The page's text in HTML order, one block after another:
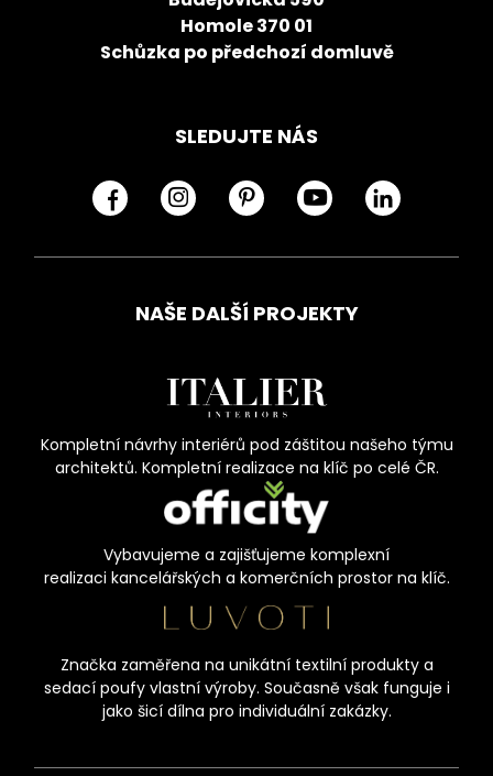
Homole 370 01
Schůzka po předchozí domluvě
SLEDUJTE NÁS
NAŠE DALŠÍ PROJEKTY
Kompletní návrhy interiérů pod záštitou našeho týmu
architektů. Kompletní realizace na klíč po celé ČR.
Vybavujeme a zajišťujeme komplexní
realizaci kancelářských a komerčních prostor na klíč.
Značka zaměřena na unikátní textilní produkty a
sedací poufy vlastní výroby. Současně však funguje i
jako šicí dílna pro individuální zakázky.